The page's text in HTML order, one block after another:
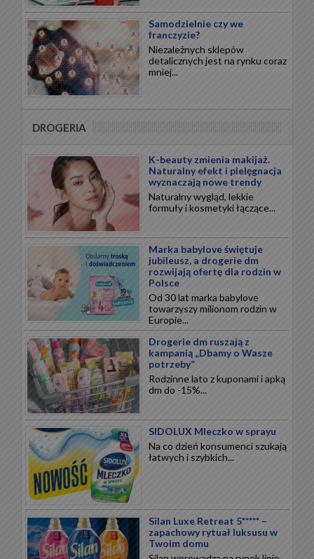
Samodzielnie czy we
franczyzie?
Niezależnych sklepów
detalicznych jest na rynku coraz
mniej...
DROGERIA
K-beauty zmienia makijaż.
Naturalny efekt i pielęgnacja
wyznaczają nowe trendy
Naturalny wygląd, lekkie
formuły i kosmetyki łączące...
Marka babylove świętuje
jubileusz, a drogerie dm
rozwijają ofertę dla rodzin w
Polsce
Od 30 lat marka babylove
towarzyszy milionom rodzin w
Europie...
Drogerie dm ruszają z
kampanią „Dbamy o Wasze
potrzeby”
Rodzinne lato z kuponami i apką
dm do -15%...
SIDOLUX Mleczko w sprayu
Na co dzień konsumenci szukają
łatwych i szybkich...
Silan Luxe Retreat 5***** –
zapachowy rytuał luksusu w
Twoim domu